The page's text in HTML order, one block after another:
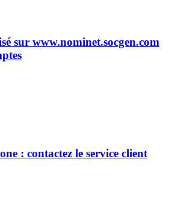
sur www.nominet.socgen.com
: contactez le service client